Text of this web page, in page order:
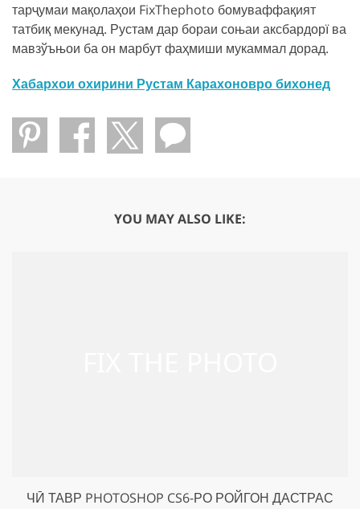
тарҷумаи мақолаҳои FixThephoto бомуваффақият
татбиқ мекунад. Рустам дар бораи соњаи аксбардорї ва
мавзўъњои ба он марбут фаҳмиши мукаммал дорад.
Хабархои охирини Рустам Карахоновро бихонед
YOU MAY ALSO LIKE:
ЧӢ ТАВР PHOTOSHOP CS6-РО РОЙГОН ДАСТРАС